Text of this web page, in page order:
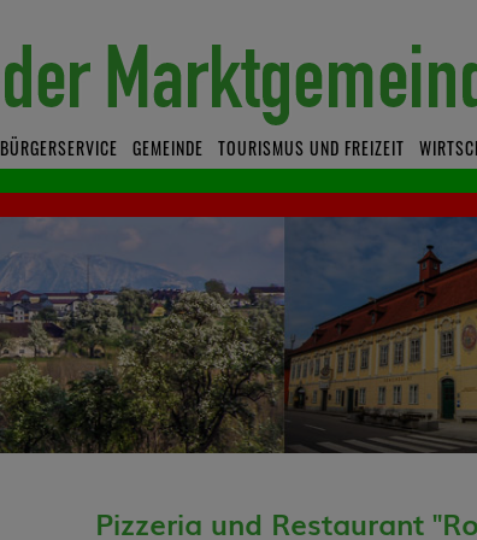
BÜRGERSERVICE GEMEINDE TOURISMUS UND FREIZEIT
Pizzeria und Restaurant